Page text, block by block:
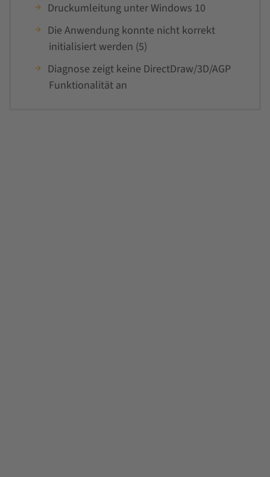
Druckumleitung unter Windows 10
Die Anwendung konnte nicht korrekt
initialisiert werden (5)
Diagnose zeigt keine DirectDraw/3D/AGP
Funktionalität an